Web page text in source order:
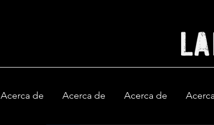
Acerca de Acerca de Acerca de